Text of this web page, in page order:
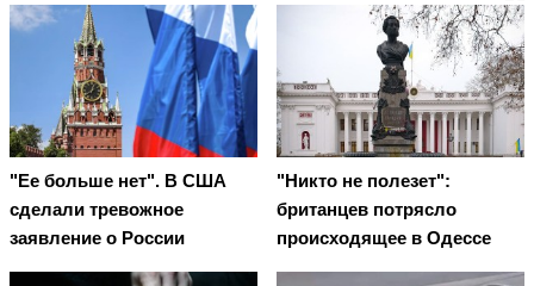
"Ее больше нет". В США
сделали тревожное
заявление о России
"Никто не полезет":
британцев потрясло
происходящее в Одессе